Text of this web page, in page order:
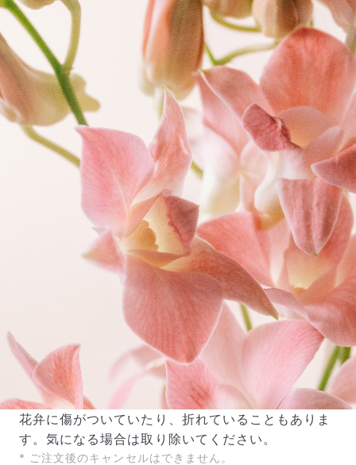
ご注文後一定時間内であればキャンセル可能です。
花弁に傷がついていたり、折れていることもありま
す。気になる場合は取り除いてください。
* ご注文後のキャンセルはできません。